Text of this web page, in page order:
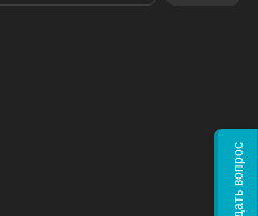
Задать вопрос